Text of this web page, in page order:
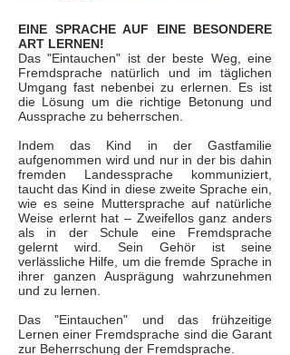
EINE SPRACHE AUF EINE BESONDERE
ART LERNEN!
Das "Eintauchen" ist der beste Weg, eine
Fremdsprache natürlich und im täglichen
Umgang fast nebenbei zu erlernen. Es ist
die Lösung um die richtige Betonung und
Aussprache zu beherrschen.
Indem das Kind in der Gastfamilie
aufgenommen wird und nur in der bis dahin
fremden Landessprache kommuniziert,
taucht das Kind in diese zweite Sprache ein,
wie es seine Muttersprache auf natürliche
Weise erlernt hat – Zweifellos ganz anders
als in der Schule eine Fremdsprache
gelernt wird. Sein Gehör ist seine
verlässliche Hilfe, um die fremde Sprache in
ihrer ganzen Ausprägung wahrzunehmen
und zu lernen.
Das "Eintauchen" und das frühzeitige
Lernen einer Fremdsprache sind die Garant
zur Beherrschung der Fremdsprache.